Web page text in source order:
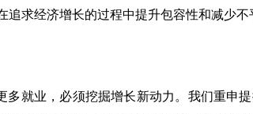
求经济增长的过程中提升包容性和减少不
就业，必须挖掘增长新动力。我们重申提